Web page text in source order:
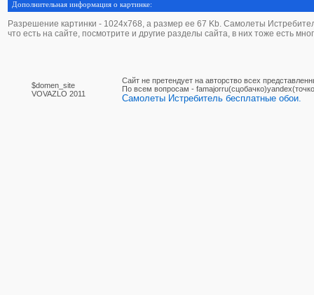
Дополнительная информация о картинке:
Разрешение картинки - 1024х768, а размер ее 67 Kb. Самолеты
что есть на сайте, посмотрите и другие разделы сайта, в них тоже есть
$domen_site
VOVAZLO 2011
Сайт не претендует на авторство всех
По вcем вопросам -
Самолеты Истребитель бесплатные обои.